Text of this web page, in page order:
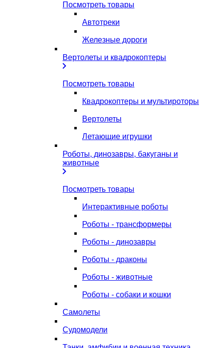
Посмотреть товары
Автотреки
Железные дороги
Вертолеты и квадрокоптеры
Посмотреть товары
Квадрокоптеры и мультироторы
Вертолеты
Летающие игрушки
Роботы, динозавры, бакуганы и
животные
Посмотреть товары
Интерактивные роботы
Роботы - трансформеры
Роботы - динозавры
Роботы - драконы
Роботы - животные
Роботы - собаки и кошки
Самолеты
Судомодели